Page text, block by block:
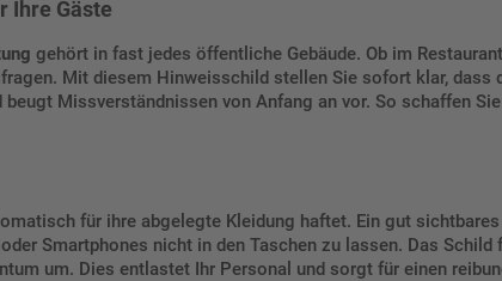
Ihre Gäste
gehört in fast jedes öffentliche Gebäude. Ob im
Mit diesem Hinweisschild stellen Sie sofort klar,
Missverständnissen von Anfang an vor. So schaffen
für ihre abgelegte Kleidung haftet. Ein gut
Smartphones nicht in den Taschen zu lassen. Das
um. Dies entlastet Ihr Personal und sorgt für einen